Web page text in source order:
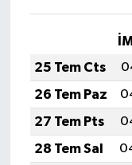
25 Tem Cts
26 Tem Paz
27 Tem Pts
28 Tem Sal